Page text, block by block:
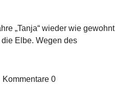
„Tanja“ wieder wie gewohnt
Elbe. Wegen des
Kommentare 0